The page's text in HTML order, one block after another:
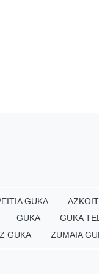
GUKA
GUKA
GUKA
GUKA
ZUMAIA